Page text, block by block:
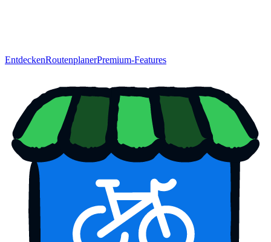
EntdeckenRoutenplanerPremium-Features